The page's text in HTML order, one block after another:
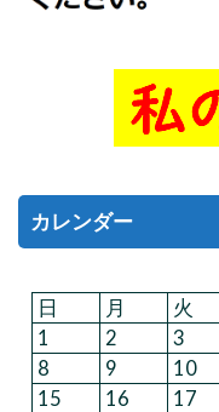
カレンダー
日
月 火
1
2 3
8
9 10
15
16 17